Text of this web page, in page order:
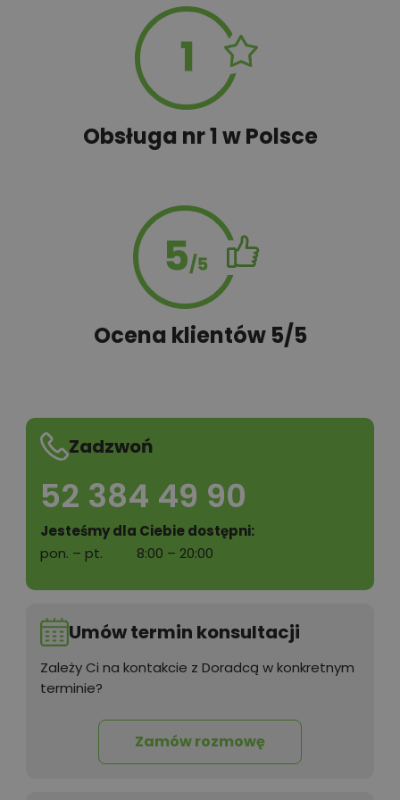
Rabat 10% na zakupy w OBI
Tablica budowy
Obsługa nr 1 w Polsce
Ocena klientów 5/5
Zadzwoń
52 384 49 90
Jesteśmy dla Ciebie dostępni:
pon. – pt.
8:00 – 20:00
Umów termin konsultacji
Zależy Ci na kontakcie z Doradcą w konkretnym
terminie?
Zamów rozmowę